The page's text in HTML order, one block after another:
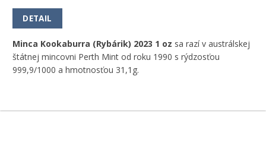
DETAIL
Minca Kookaburra (Rybárik) 2023 1 oz sa razí v austrálskej
štátnej mincovni Perth Mint od roku 1990 s rýdzosťou
999,9/1000 a hmotnosťou 31,1g.